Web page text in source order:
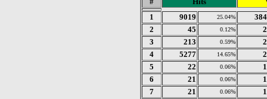
1
9019 25.04%
2
45 0.12%
3
213 0.59%
4
5277 14.65%
5
22 0.06%
6
21 0.06%
7
21 0.06%